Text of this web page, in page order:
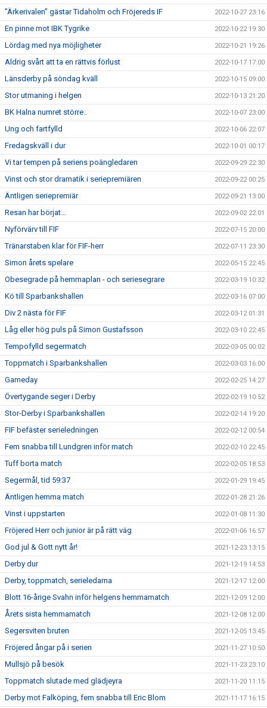
”Ärkerivalen” gästar Tidaholm och Fröjereds IF 2022-10-27 23:16
En pinne mot IBK Tygrike 2022-10-22 19:30
Lördag med nya möjligheter 2022-10-21 19:26
Aldrig svårt att ta en rättvis förlust 2022-10-17 17:00
Länsderby på söndag kväll 2022-10-15 09:00
Stor utmaning i helgen 2022-10-13 21:20
BK Halna numret större.. 2022-10-07 23:00
Ung och fartfylld 2022-10-06 22:07
Fredagskväll i dur 2022-10-01 00:17
Vi tar tempen på seriens poängledaren 2022-09-29 22:30
Vinst och stor dramatik i seriepremiären 2022-09-22 00:25
Äntligen seriepremiär 2022-09-21 13:00
Resan har börjat… 2022-09-02 22:01
Nyförvärv till FIF 2022-07-15 20:00
Tränarstaben klar för FIF-herr 2022-07-11 23:30
Simon årets spelare 2022-05-15 22:45
Obesegrade på hemmaplan - och seriesegrare 2022-03-19 10:32
Kö till Sparbankshallen 2022-03-16 07:00
Div 2 nästa för FIF 2022-03-12 01:31
Låg eller hög puls på Simon Gustafsson 2022-03-10 22:45
Tempofylld segermatch 2022-03-05 00:02
Toppmatch i Sparbankshallen 2022-03-03 16:00
Gameday 2022-02-25 14:27
Övertygande seger i Derby 2022-02-19 10:52
Stor-Derby i Sparbankshallen 2022-02-14 19:20
FIF befäster serieledningen 2022-02-12 00:54
Fem snabba till Lundgren inför match 2022-02-10 22:45
Tuff borta match 2022-02-05 18:53
Segermål, tid 59:37 2022-01-29 19:45
Äntligen hemma match 2022-01-28 21:26
Vinst i uppstarten 2022-01-08 11:30
Fröjered Herr och junior är på rätt väg 2022-01-06 16:57
God jul & Gott nytt år! 2021-12-23 13:15
Derby dur 2021-12-19 14:53
Derby, toppmatch, serieledarna 2021-12-17 12:00
Blott 16-årige Svahn inför helgens hemmamatch 2021-12-09 12:00
Årets sista hemmamatch 2021-12-08 12:00
Segersviten bruten 2021-12-05 13:45
Fröjered ångar på i serien 2021-11-27 10:50
Mullsjö på besök 2021-11-23 23:10
Toppmatch slutade med glädjeyra 2021-11-20 11:15
Derby mot Falköping, fem snabba till Eric Blom 2021-11-17 16:15